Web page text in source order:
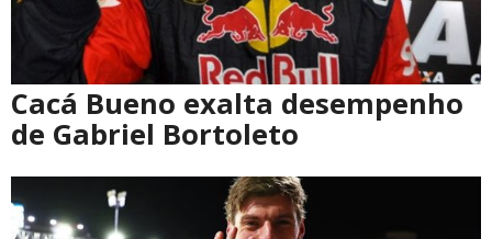
Cacá Bueno exalta desempenho
de Gabriel Bortoleto